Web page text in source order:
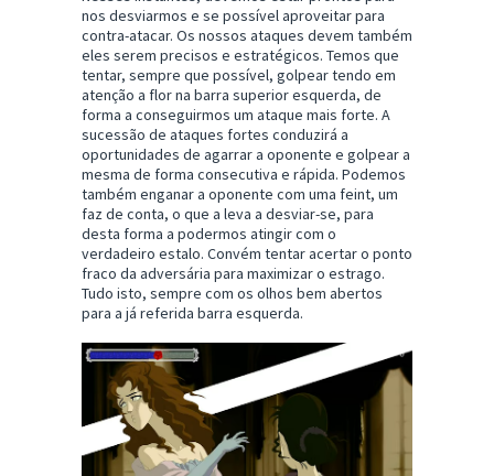
nos desviarmos e se possível aproveitar para
contra-atacar. Os nossos ataques devem também
eles serem precisos e estratégicos. Temos que
tentar, sempre que possível, golpear tendo em
atenção a flor na barra superior esquerda, de
forma a conseguirmos um ataque mais forte. A
sucessão de ataques fortes conduzirá a
oportunidades de agarrar a oponente e golpear a
mesma de forma consecutiva e rápida. Podemos
também enganar a oponente com uma feint, um
faz de conta, o que a leva a desviar-se, para
desta forma a podermos atingir com o
verdadeiro estalo. Convém tentar acertar o ponto
fraco da adversária para maximizar o estrago.
Tudo isto, sempre com os olhos bem abertos
para a já referida barra esquerda.